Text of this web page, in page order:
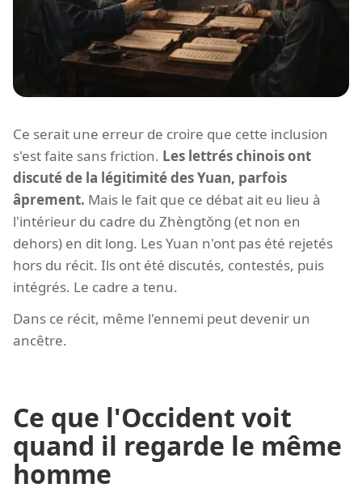
Ce serait une erreur de croire que cette inclusion
s'est faite sans friction. Les lettrés chinois ont
discuté de la légitimité des Yuan, parfois
âprement. Mais le fait que ce débat ait eu lieu à
l'intérieur du cadre du Zhèngtǒng (et non en
dehors) en dit long. Les Yuan n'ont pas été rejetés
hors du récit. Ils ont été discutés, contestés, puis
intégrés. Le cadre a tenu.
Dans ce récit, même l'ennemi peut devenir un
ancêtre.
Ce que l'Occident voit
quand il regarde le même
homme